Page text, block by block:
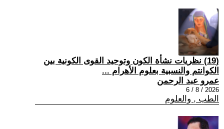
(19) نظريات نشأة الكون وتوحيد القوى الكونية بين
الكوانتم والنسبية بعلوم الأهرام ...
عمرو عبد الرحمن
2026 / 8 / 6
الطب , والعلوم